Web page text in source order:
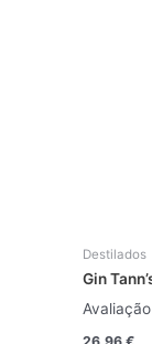
Destilados
Gin
Avaliação